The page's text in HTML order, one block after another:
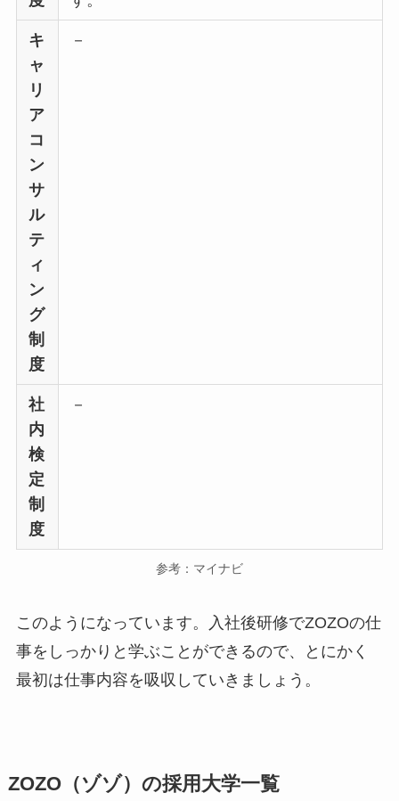
キ
ャ
リ
ア
コ
ン
サ
ル
テ
ィ
ン
グ
制
度
－
社
内
検
定
制
度
－
参考：マイナビ
このようになっています。入社後研修でZOZOの仕
事をしっかりと学ぶことができるので、とにかく
最初は仕事内容を吸収していきましょう。
ZOZO（ゾゾ）の採用大学一覧